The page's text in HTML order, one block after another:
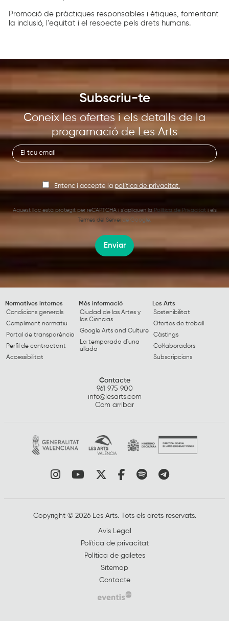
Promoció de pràctiques responsables i ètiques, fomentant
la inclusió, l’equitat i el respecte pels drets humans.
Subscriu-te
Coneix les ofertes i els detalls de la
programació de Les Arts
Entenc i accepte lapolítica de privacitat.
Aquest lloc està protegit per reCAPTCHA i s’apliquen la Política de Privacitati els
Termes del Servei de Google.
Enviar
Normatives internes
Condicions generals
Compliment normatiu
Portal de transparència
Perfil de contractant
Accessibilitat
Més informació
Ciudad de las Artes y
las Ciencias
Google Arts and Culture
La temporada d'una
ullada
Les Arts
Sostenibilitat
Ofertes de treball
Càstings
Col·laboradors
Subscripcions
Contacte
961 975 900
info@lesarts.com
Com arribar
Link a instagram
Link a youtube
Link a twitter
Link a facebook
Link a spotify
Link a
Copyright © 2026 Les Arts. Tots els drets reservats.
Avis Legal
Política de privacitat
Política de galetes
Sitemap
Contacte